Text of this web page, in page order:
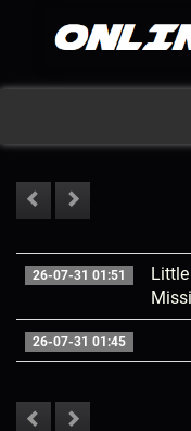
26-07-31 01:51
Little
26-07-31 01:45